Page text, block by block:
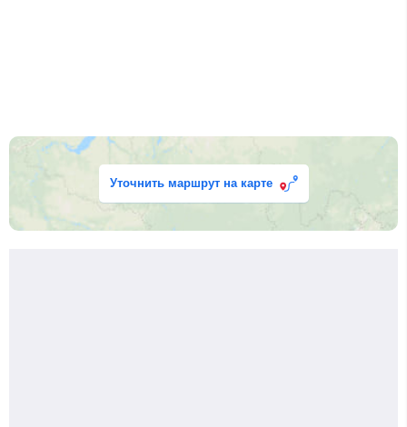
Уточнить маршрут на карте